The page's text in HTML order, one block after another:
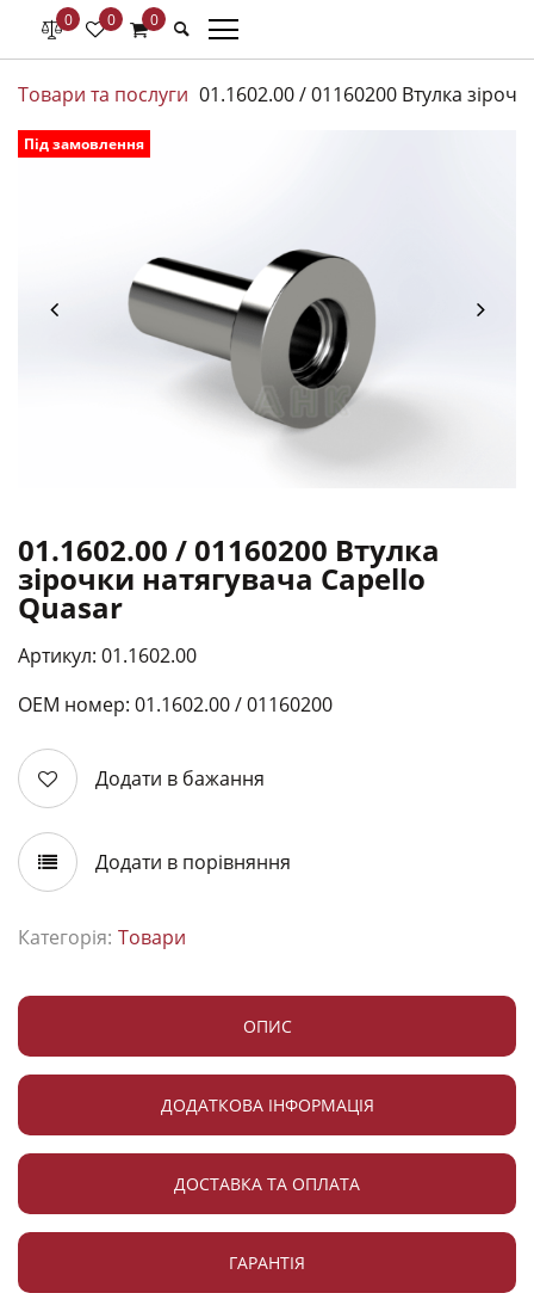
0 0 0
Товари та послуги 01.1602.00 / 01160200 Втулка
Під замовлення
01.1602.00 / 01160200 Втулка
зірочки натягувача Capello
Quasar
Артикул: 01.1602.00
ОЕМ номер: 01.1602.00 / 01160200
Додати в бажання
Додати в порівняння
Категорія: Товари
ОПИС
ДОДАТКОВА ІНФОРМАЦІЯ
ДОСТАВКА ТА ОПЛАТА
ГАРАНТІЯ